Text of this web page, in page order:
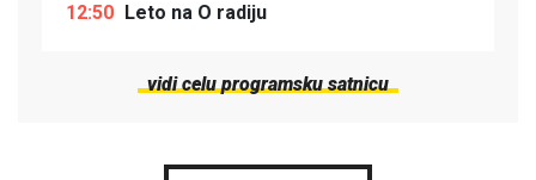
12:50 Leto na O radiju
vidi celu programsku satnicu